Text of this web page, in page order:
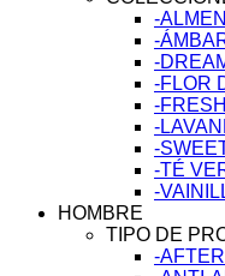
-
-
-
-FLOR
-FRESH
-
-
-TÉ
-
HOMBRE
TIPO DE
-